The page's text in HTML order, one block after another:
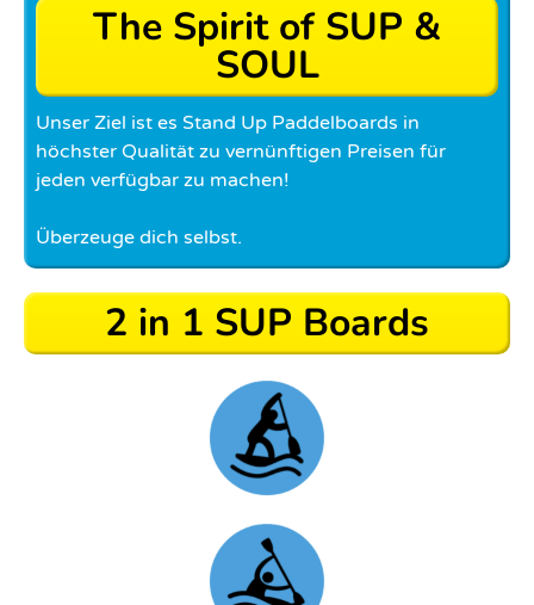
The Spirit of SUP &
SOUL
Unser Ziel ist es Stand Up Paddelboards in
höchster Qualität zu vernünftigen Preisen für
jeden verfügbar zu machen!
Überzeuge dich selbst.
2 in 1 SUP Boards